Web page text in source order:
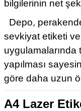
bilgilerinin net
Depo,
sevkiyat etiketi
uygulamalarında
yapılması
göre daha uzun
A4 Lazer